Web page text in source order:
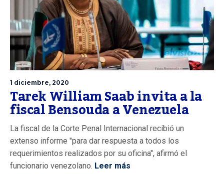
1 diciembre, 2020
Tarek William Saab invita a la
fiscal Bensouda a Venezuela
La fiscal de la Corte Penal Internacional recibió un
extenso informe "para dar respuesta a todos los
requerimientos realizados por su oficina", afirmó el
funcionario venezolano. Leer más